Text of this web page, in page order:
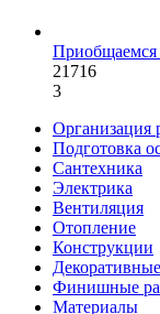
Приобщаемся
21716
3
Организация
Подготовка
Сантехника
Электрика
Вентиляция
Отопление
Конструкции
Финишные
Материалы